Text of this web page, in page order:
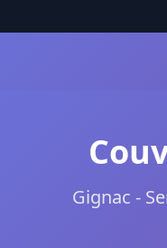
Gignac -